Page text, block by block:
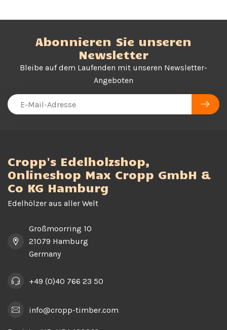
Abonnieren Sie unseren
Newsletter
Bleibe auf dem Laufenden mit unseren Newsletter-
Angeboten
Cropp's Edelholzshop,
Onlineshop Max Cropp GmbH &
Co KG Hamburg
Edelhölzer aus aller Welt
Großmoorring 10
21079 Hamburg
Germany
+49 (0)40 766 23 50
info@cropp-timber.com